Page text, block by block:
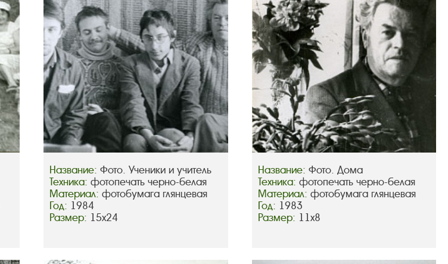
Название:Фото. Ученики и учитель
Техника:фотопечать черно-белая
Материал:фотобумага глянцевая
Год: 1984
Размер: 15х24
Название: Фото. Дома
Техника: фотопечать черно-белая
Материал: фотобумага глянцевая
Год: 1983
Размер: 11х8